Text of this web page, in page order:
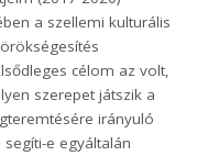
a szellemi kulturális
célom az volt,
szerepet játszik a
irányuló
e egyáltalán